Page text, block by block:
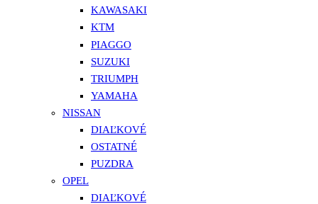
KAWASAKI
KTM
PIAGGO
SUZUKI
TRIUMPH
YAMAHA
NISSAN
DIAĽKOVÉ
OSTATNÉ
PUZDRA
OPEL
DIAĽKOVÉ